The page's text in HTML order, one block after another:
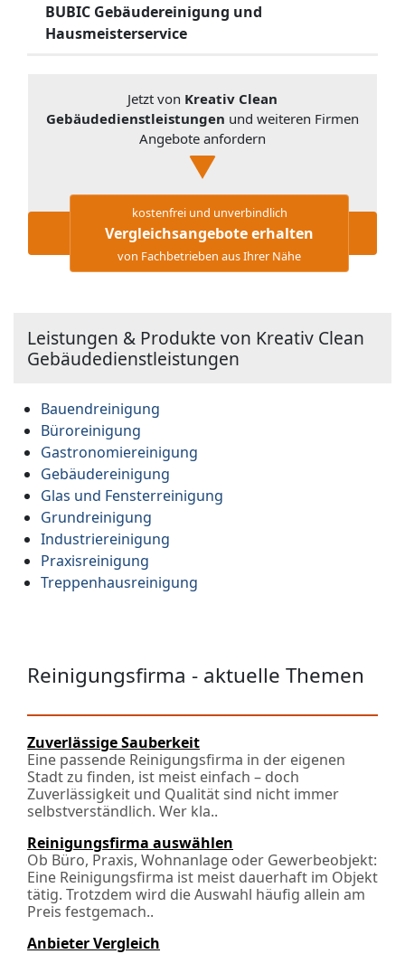
BUBIC Gebäudereinigung und
Hausmeisterservice
Jetzt von Kreativ Clean
Gebäudedienstleistungen und weiteren Firmen
Angebote anfordern
kostenfrei und unverbindlich
Vergleichsangebote erhalten
von Fachbetrieben aus Ihrer Nähe
Leistungen & Produkte von Kreativ Clean
Gebäudedienstleistungen
Bauendreinigung
Büroreinigung
Gastronomiereinigung
Gebäudereinigung
Glas und Fensterreinigung
Grundreinigung
Industriereinigung
Praxisreinigung
Treppenhausreinigung
Reinigungsfirma - aktuelle Themen
Zuverlässige Sauberkeit
Eine passende Reinigungsfirma in der eigenen
Stadt zu finden, ist meist einfach – doch
Zuverlässigkeit und Qualität sind nicht immer
selbstverständlich. Wer kla..
Reinigungsfirma auswählen
Ob Büro, Praxis, Wohnanlage oder Gewerbeobjekt:
Eine Reinigungsfirma ist meist dauerhaft im Objekt
tätig. Trotzdem wird die Auswahl häufig allein am
Preis festgemach..
Anbieter Vergleich